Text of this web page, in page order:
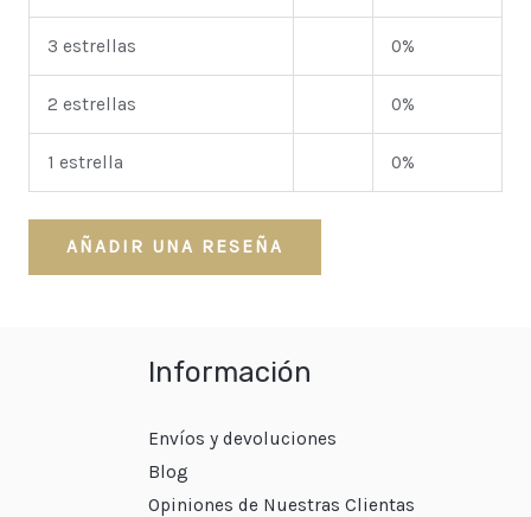
3 estrellas 0%
2 estrellas 0%
1 estrella 0%
AÑADIR UNA RESEÑA
Información
Envíos y devoluciones
Blog
Opiniones de Nuestras Clientas